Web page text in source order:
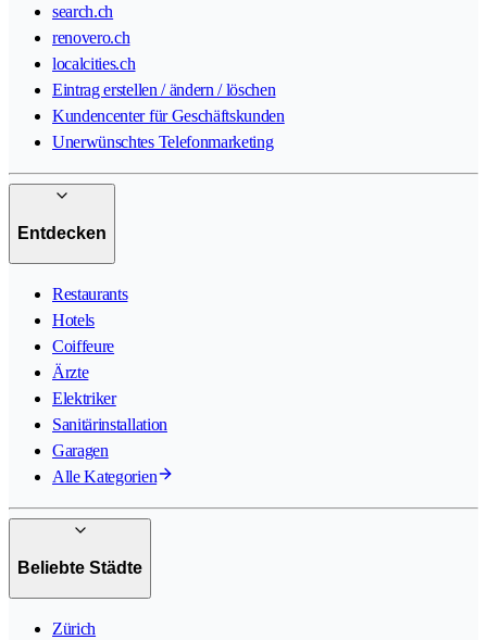
search.ch
renovero.ch
localcities.ch
Eintrag erstellen / ändern / löschen
Kundencenter für Geschäftskunden
Unerwünschtes Telefonmarketing
Entdecken
Restaurants
Hotels
Coiffeure
Ärzte
Elektriker
Sanitärinstallation
Garagen
Alle Kategorien
Beliebte Städte
Zürich